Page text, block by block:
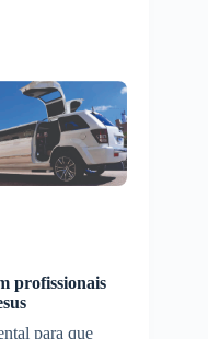
profissionais
para que